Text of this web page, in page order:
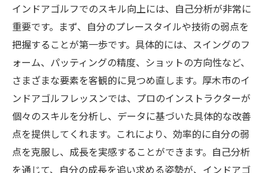
インドアゴルフでのスキル向上には、自己分析が非常に
重要です。まず、自分のプレースタイルや技術の弱点を
把握することが第一歩です。具体的には、スイングのフ
ォーム、パッティングの精度、ショットの方向性など、
さまざまな要素を客観的に見つめ直します。厚木市のイ
ンドアゴルフレッスンでは、プロのインストラクターが
個々のスキルを分析し、データに基づいた具体的な改善
点を提供してくれます。これにより、効率的に自分の弱
点を克服し、成長を実感することができます。自己分析
を通じて、自分の成長を追い求める姿勢が、インドアゴ